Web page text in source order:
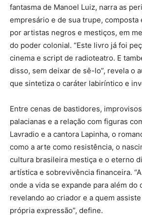
fantasma de Manoel Luiz, narra as
empresário e de sua trupe, composta
por artistas negros e mestiços, em
do poder colonial. “Este livro já foi
cinema e script de radioteatro. E
disso, sem deixar de sê-lo”, revela o
que sintetiza o caráter labiríntico e
Entre cenas de bastidores,
palacianas e a relação com figuras
Lavradio e a cantora Lapinha, o
como a arte como resistência, o
cultura brasileira mestiça e o eterno
artística e sobrevivência financeira.
onde a vida se expande para além do
revelando ao criador e a quem
própria expressão”, define.